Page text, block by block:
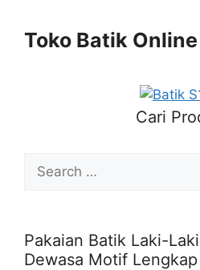
contentToko Batik
Cari
for:
Pakaian Batik Laki-
Dewasa Motif Lengkap